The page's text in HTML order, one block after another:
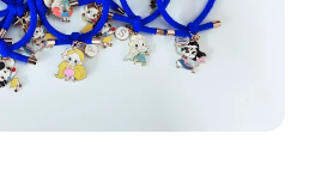
para Primera